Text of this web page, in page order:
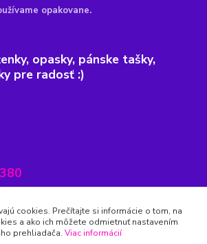
opakovane.
opasky, pánske tašky,
pre radosť :)
cookies. Prečítajte si informácie o tom, na
a ako ich môžete odmietnuť nastavením
prehliadača. Viac informácií